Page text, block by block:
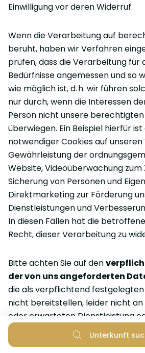
Unterkunft
Einwilligung vor deren Widerruf.
Wenn die Verarbeitung auf
beruht, haben wir Verfahren
prüfen, dass die Verarbeitung für
Bedürfnisse angemessen und so
wie möglich ist, d. h. wir führen
nur durch, wenn die Interessen
Person nicht unsere
überwiegen. Ein Beispiel hierfür
notwendiger Cookies auf
Gewährleistung der
Website, Videoüberwachung zum
Sicherung von Personen und
Direktmarketing zur Förderung
Dienstleistungen und
In diesen Fällen hat die
Recht, dieser Verarbeitung zu
Bitte achten Sie auf den
der von uns angeforderten
die als verpflichtend
nicht bereitstellen, leider nicht
oder erwarteten Dienstleistung
teilnehmen können, da ohne die
Daten die Aktivität technisch